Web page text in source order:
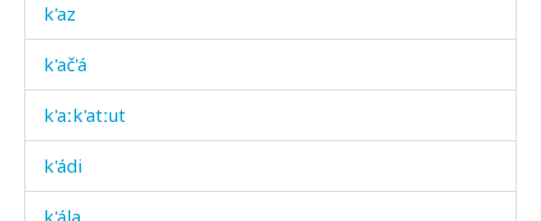
k'az
k'ač'á
k'aːk'atːut
k'ádi
k'ála